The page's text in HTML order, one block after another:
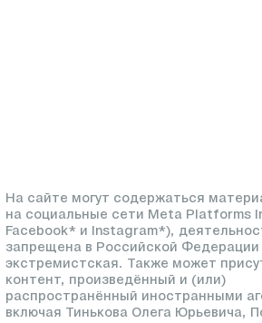
На сайте могут содержаться
на социальные сети Meta Platforms
Facebook* и Instagram*),
запрещена в Российской Федерации
экстремистская. Также может
контент, произведённый и (или)
распространённый иностранными
включая Тинькова Олега Юрьевича,